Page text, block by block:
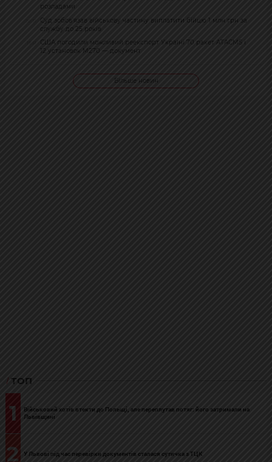
розладами
Суд зобов’язав військову частину виплатити бійцю 1 млн грн за
службу до 25 років
США погодили можливий реекспорт Україні 70 ракет ATACMS і
12 установок M270 — документ
Більше новин
ТОП
1
Військовий хотів втекти до Польщі, але переплутав потяг: його затримали на
Львівщині
2 У Львові під час перевірки документів сталася сутичка з ТЦК